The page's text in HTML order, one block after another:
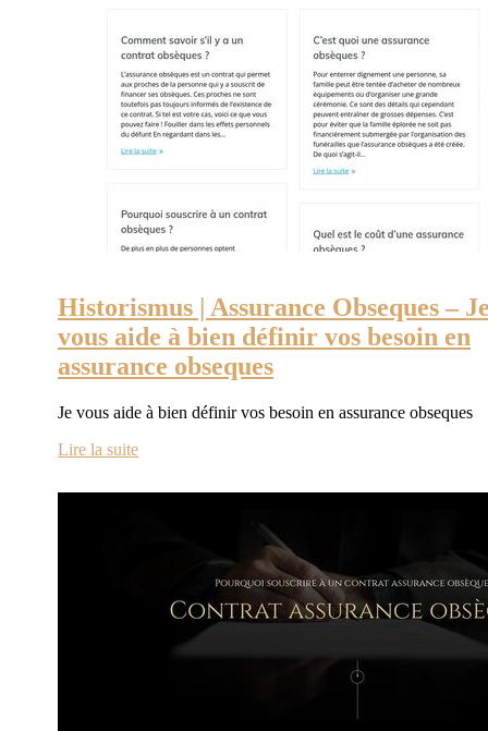
Historismus | Assurance Obseques –
vous aide à bien définir vos besoin en
assurance obseques
Je vous aide à bien définir vos besoin en assurance obseques
Lire la suite